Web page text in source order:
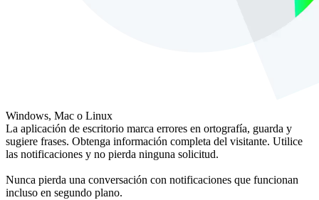
Windows, Mac o Linux
La aplicación de escritorio marca errores en ortografía, guarda y
sugiere frases. Obtenga información completa del visitante. Utilice
las notificaciones y no pierda ninguna solicitud.
Nunca pierda una conversación con notificaciones que funcionan
incluso en segundo plano.